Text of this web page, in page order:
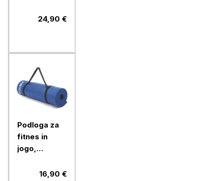
Toorx,24,90 €
Podloga za
fitnes in
jogo,
Toorx,16,90 €